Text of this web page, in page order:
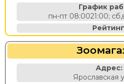
График
пн-пт 08:0021:00;
Адрес:
Ярославская